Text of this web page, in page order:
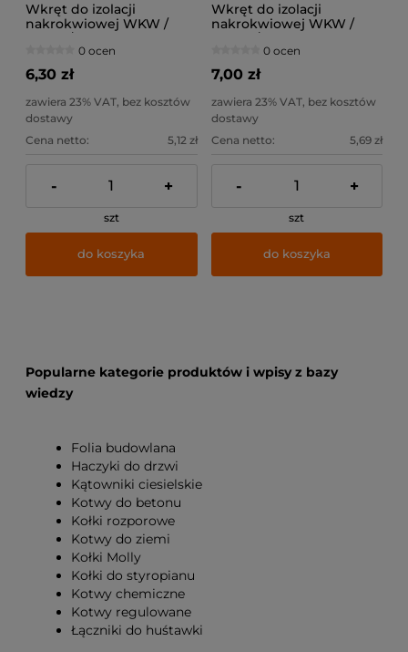
Wkręt do izolacji
nakrokwiowej WKW /
0 ocen
6,30 zł
zawiera 23% VAT, bez kosztów
dostawy
Cena netto:
5,12 zł
- +
szt
do koszyka
Wkręt do izolacji
nakrokwiowej WKW /
0 ocen
7,00 zł
zawiera 23% VAT, bez kosztów
dostawy
Cena netto:
5,69 zł
- +
szt
do koszyka
Popularne kategorie produktów i wpisy z bazy
wiedzy
Folia budowlana
Haczyki do drzwi
Kątowniki ciesielskie
Kotwy do betonu
Kołki rozporowe
Kotwy do ziemi
Kołki Molly
Kołki do styropianu
Kotwy chemiczne
Kotwy regulowane
Łączniki do huśtawki